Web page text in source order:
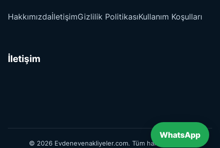
HakkımızdaİletişimGizlilik PolitikasıKullanım Koşulları
İletişim
© 2026 Evdenevenakliyeler.com. Tüm hakları saklıdır.
WhatsApp